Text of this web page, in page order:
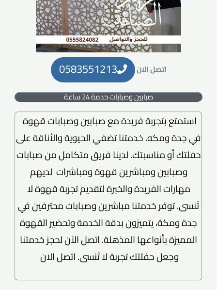
اتصل الان 0583551213
صبابين وصبابات خدمة 24 ساعة
استمتع بتجربة فريدة مع صبابين وصبابات قهوة
في جدة ومكه. خدمتنا تضفي الحيوية والأناقة على
حفلتك أو مناسبتك. لدينا فريق متكامل من صبابات
وصبابين ومباشرين قهوة ومباشرات لديهم
مهارات الفريدة والخبرة لتقديم تجربة قهوة لا
تُنسى. توفر خدمتنا مباشرين وصبابات محترفين في
جدة ومكة، يتميزون بدقة الخدمة وتحضير القهوة
المميزة بأنواعها المذهلة. اتصل الآن لحجز خدمتنا
وجعل حفلتك تجربة لا تُنسى. اتصل الان